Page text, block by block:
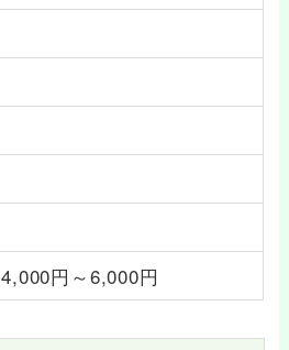
4,000円～6,000円